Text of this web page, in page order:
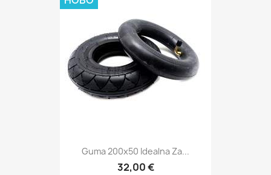
Guma 200x50 Idealna Za...
32,00 €